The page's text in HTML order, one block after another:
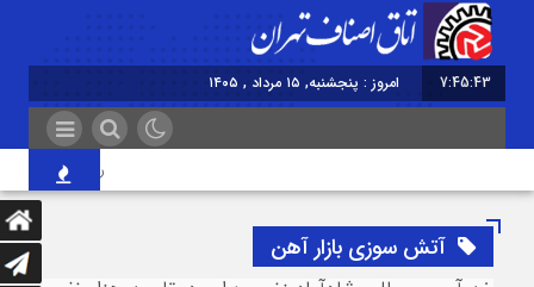
7:45:43 امروز : پنجشنبه, ۱۵ مرداد , ۱۴۰۵
روایت اصناف از
آتش سوزی بازار آهن